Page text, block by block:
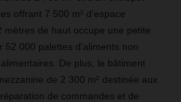
offrant 7 500 m² d'espace
mètres de haut occupe une petite
52 000 palettes d'aliments non
De plus, le bâtiment
de 2 300 m² destinée aux
de commandes et de